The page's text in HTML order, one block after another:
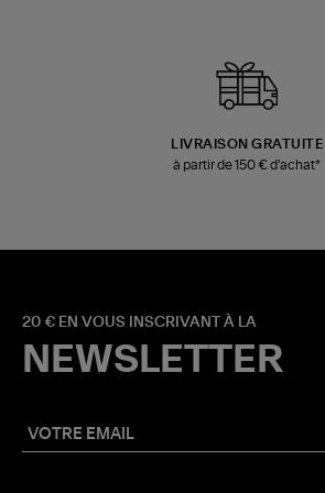
LIVRAISON GRATUITE
à partir de 150 € d'achat*
20 € EN VOUS INSCRIVANT À LA
NEWSLETTER